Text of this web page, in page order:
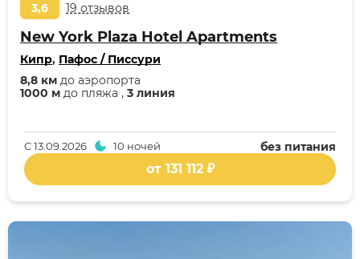
3,6 19 отзывов
New York Plaza Hotel Apartments
Кипр, Пафос / Писсури
1000 м до пляжа , 3 линия
8,8 км до аэропорта
без питания
С13.09.2026 10 ночей
от 131 112 ₽